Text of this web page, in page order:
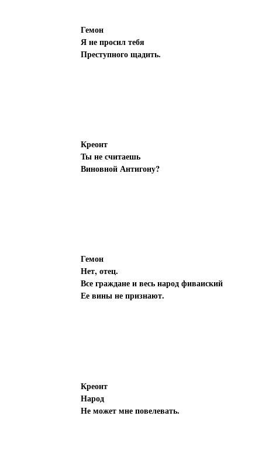
Гемон
Я не просил тебя
Преступного щадить.
Креонт
Ты не считаешь
Виновной Антигону?
Гемон
Нет, отец.
Все граждане и весь народ фиваиский
Ее вины не признают.
Креонт
Народ
Не может мне повелевать.